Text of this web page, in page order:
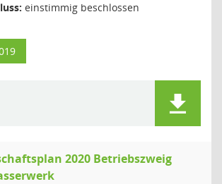
einstimmig beschlossen
2020 Betriebszweig